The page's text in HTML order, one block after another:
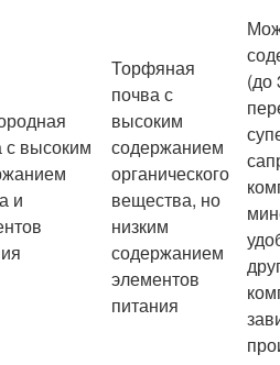
с высоким
и
Торфяная
почва с
высоким
содержанием
органического
вещества, но
низким
содержанием
элементов
питания
(до